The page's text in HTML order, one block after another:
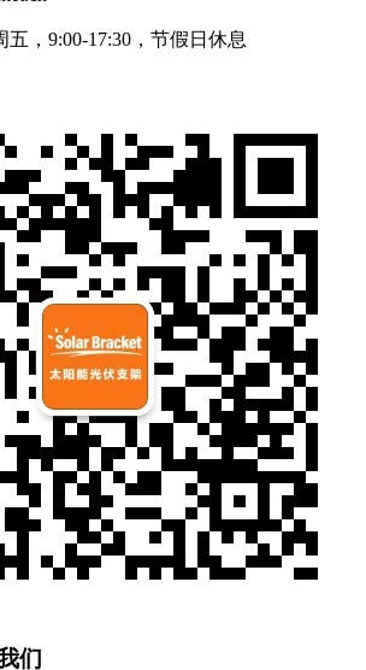
，9:00-17:30，节假日休息
们